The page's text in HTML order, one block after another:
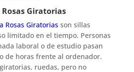
Giratorias
Rosas Giratoriasson sillas
limitado en el tiempo. Personas
laboral o de estudio pasan
de horas frente al ordenador.
ruedas, pero no